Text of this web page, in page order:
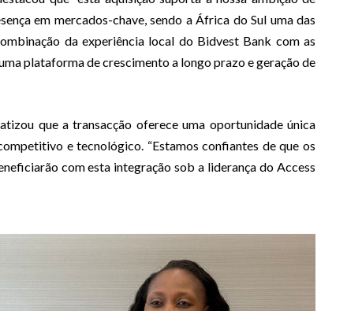
em mercados-chave, sendo a África do Sul uma das
da experiência local do Bidvest Bank com as
plataforma de crescimento a longo prazo e geração de
que a transacção oferece uma oportunidade única
e tecnológico. “Estamos confiantes de que os
com esta integração sob a liderança do Access